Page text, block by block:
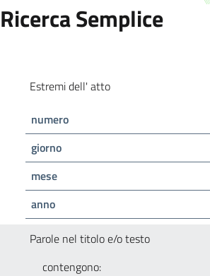
Ricerca Semplice
Estremi dell' atto
numero
giorno
mese
anno
Parole nel titolo e/o testo
contengono: